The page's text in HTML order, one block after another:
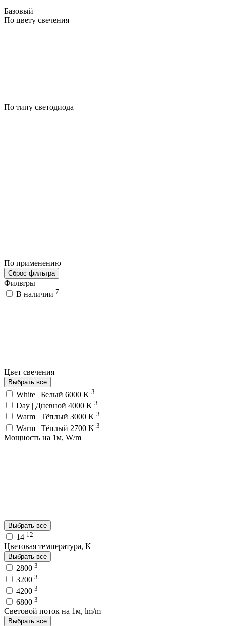
Базовый
По цвету свечения
По типу светодиода
По применению
Сброс фильтра
Фильтры
В наличии 7
Цвет свечения
Выбрать все
White | Белый 6000 K 3
Day | Дневной 4000 K 3
Warm | Тёплый 3000 K 3
Warm | Тёплый 2700 K 3
Мощность на 1м, W/m
Выбрать все
14 12
Цветовая температура, K
Выбрать все
2800 3
3200 3
4200 3
6800 3
Световой поток на 1м, lm/m
Выбрать все